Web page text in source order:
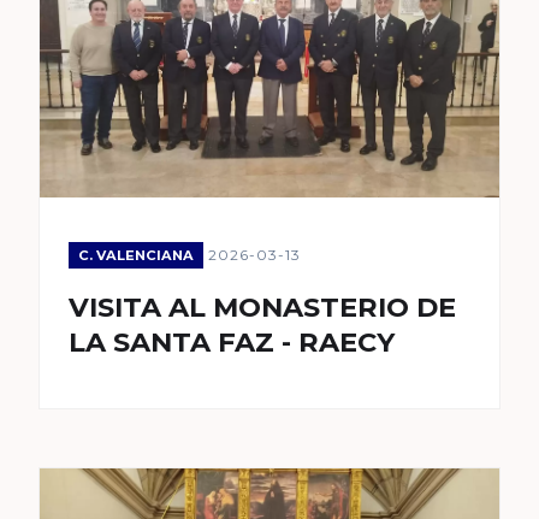
C. VALENCIANA 2026-03-13
VISITA AL MONASTERIO DE
LA SANTA FAZ - RAECY